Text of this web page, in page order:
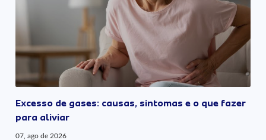
Excesso de gases: causas, sintomas e o que fazer
para aliviar
07, ago de 2026